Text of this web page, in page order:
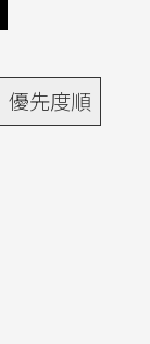
優先度順